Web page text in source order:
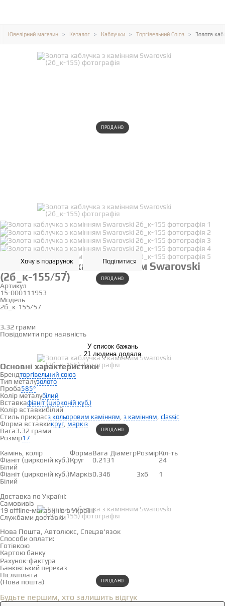
Ювелірний магазин Каталог Каблучки Торгівельний Союз Золота
ПРОДАНО
ПРОДАНО
ПРОДАНО
ПРОДАНО
Хочу в подарунок Поділитися
Золота каблучка з камінням Swarovski
(2б_к-155/57)
Артикул
15-000111953
Модель
2б_к-155/57
3.32 грами
Повідомити про наявність
У список бажань
21 людина додала
Основні характеристики
Брендторгівельний союз
Тип металузолото
Проба585°
Колір металубілий
Вставкафіаніт (цирконій куб.)
Колір вставкибілий
Стиль прикрасз кольоровим камінням з камінням classic
Форма вставкикруг,маркіз
Вага3.32 грами
Розмір17
Вставки
Камінь, колір ФормаВага ДіаметрРозмірКіл-ть
Фіаніт (цирконій куб.)
Білий
Круг 0.2131
24
Фіаніт (цирконій куб.)
Білий
Маркіз0.346 3х6 1
Доставка по Україні:
Самовивіз
19 offline-магазинів в Україні
Службами доставки
Нова Пошта, Автолюкс, Спецзв'язок
Способи оплати:
Готівкою
Картою банку
Рахунок-фактура
Банківський переказ
Післяплата
(Нова пошта)
Будьте першим, хто залишить відгук